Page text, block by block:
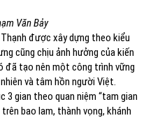
Văn Bảy
được xây dựng theo kiểu
cũng chịu ảnh hưởng của kiến
đã tạo nên một công trình vững
và tâm hồn người Việt.
3 gian theo quan niệm “tam gian
bao lam, thành vọng, khánh